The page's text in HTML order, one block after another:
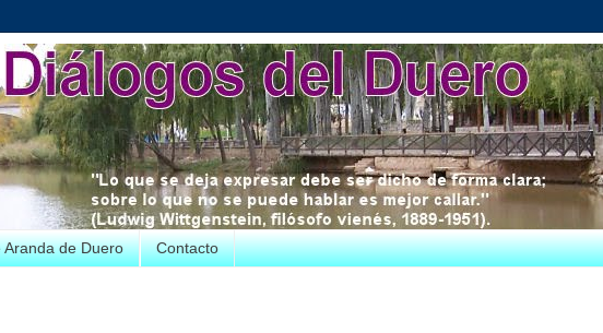
de Duero Contacto